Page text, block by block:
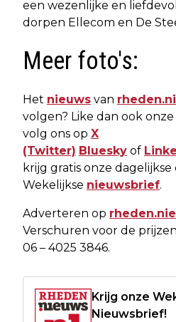
een wezenlijke en
dorpen Ellecom en De
Meer foto's:
Het nieuws van
volgen? Like dan ook onze
volg ons op X
(Twitter) Bluesky of
krijg gratis onze dagelijkse
Wekelijkse nieuwsbrief.
Adverteren op
Verschuren voor de
06 – 4025 3846.
Krijg onze
Nieuwsbrief!